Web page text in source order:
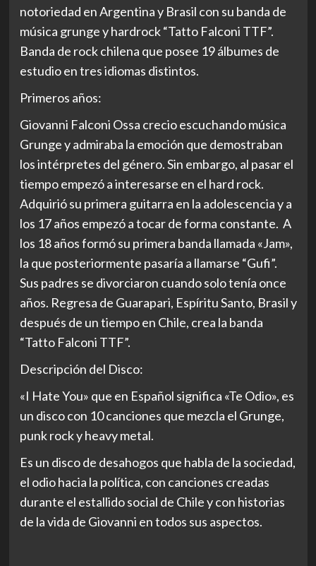
notoriedad en Argentina y Brasil con su banda de
música grunge y hardrock “Tatto Falconi TTF”.
Banda de rock chilena que posee 19 álbumes de
estudio en tres idiomas distintos.
Primeros años:
Giovanni Falconi Ossa crecio escuchando música
Grunge y admiraba la emoción que demostraban
los intérpretes del género. Sin embargo, al pasar el
tiempo empezó a interesarse en el hard rock.
Adquirió su primera guitarra en la adolescencia y a
los 17 años empezó a tocar de forma constante. A
los 18 años formó su primera banda llamada «Jam»,
la que posteriormente pasaría a llamarse “Gufi”.
Sus padres se divorciaron cuando solo tenía once
años. Regresa de Guarapari, Espíritu Santo, Brasil y
después de un tiempo en Chile, crea la banda
“Tatto Falconi TTF”.
Descripción del Disco:
«I Hate You» que en Español significa «Te Odio», es
un disco con 10 canciones que mezcla el Grunge,
punk rock y heavy metal.
Es un disco de desahogos que habla de la sociedad,
el odio hacia la política, con canciones creadas
durante el estallido social de Chile y con historias
de la vida de Giovanni en todos sus aspectos.